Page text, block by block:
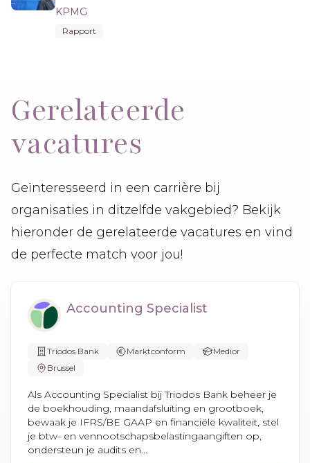
KPMG
Rapport
Gerelateerde
vacatures
Geïnteresseerd in een carrière bij
organisaties in ditzelfde vakgebied? Bekijk
hieronder de gerelateerde vacatures en vind
de perfecte match voor jou!
Accounting Specialist
Triodos Bank Marktconform
Medior
Brussel
Als Accounting Specialist bij Triodos Bank beheer je
de boekhouding, maandafsluiting en grootboek,
bewaak je IFRS/BE GAAP en financiële kwaliteit, stel
je btw- en vennootschapsbelastingaangiften op,
ondersteun je audits en...